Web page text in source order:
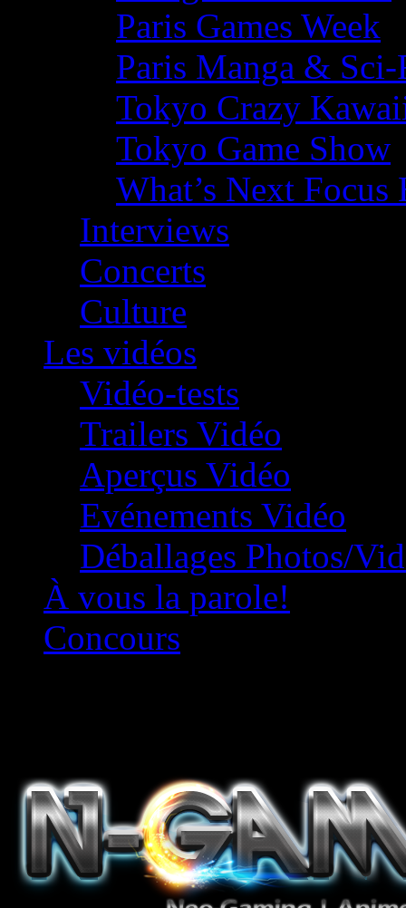
Paris Games Week
Paris Manga &
Tokyo Crazy
Tokyo Game Show
What’s Next
Interviews
Concerts
Culture
Les vidéos
Vidéo-tests
Trailers Vidéo
Aperçus Vidéo
Evénements Vidéo
Déballages Photos/
À vous la parole!
Concours